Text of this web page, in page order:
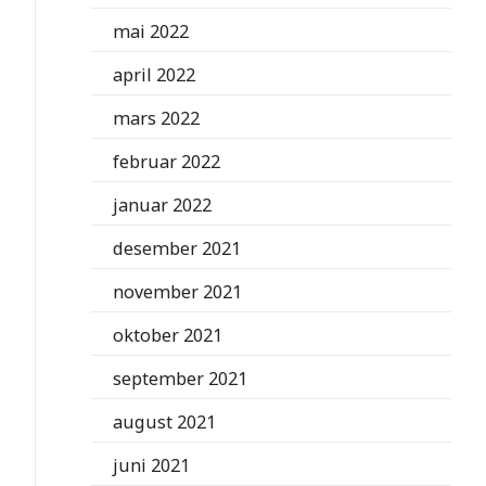
mai 2022
april 2022
mars 2022
februar 2022
januar 2022
desember 2021
november 2021
oktober 2021
september 2021
august 2021
juni 2021